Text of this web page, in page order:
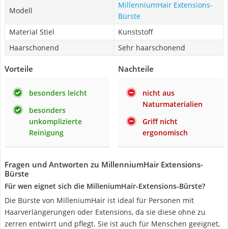
Modell
MillenniumHair Extensions-
Bürste
Material Stiel
Kunststoff
Haarschonend
Sehr haarschonend
Vorteile
besonders leicht
besonders
unkomplizierte
Reinigung
Nachteile
nicht aus
Naturmaterialien
Griff nicht
ergonomisch
Fragen und Antworten zu MillenniumHair Extensions-
Bürste
Für wen eignet sich die MilleniumHair-Extensions-Bürste?
Die Bürste von MilleniumHair ist ideal für Personen mit
Haarverlängerungen oder Extensions, da sie diese ohne zu
zerren entwirrt und pflegt. Sie ist auch für Menschen geeignet,